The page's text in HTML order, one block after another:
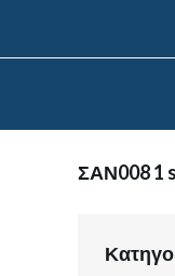
ΣΑΝ008 1